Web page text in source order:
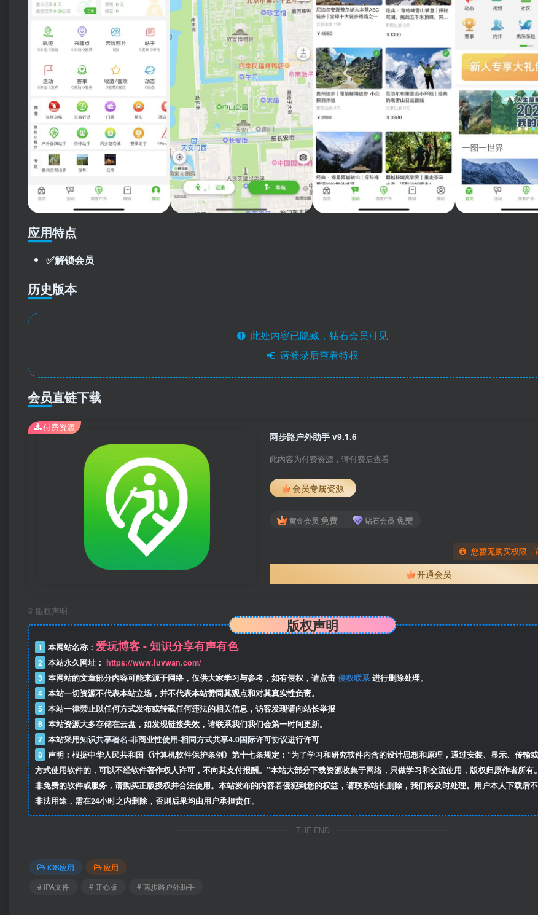
应用特点
✅解锁会员
历史版本
此处内容已隐藏，钻石会员可见
请登录后查看特权
会员直链下载
两步路户外助手 v9.1.6
此内容为付费资源，请付费后查看
会员专属资源
黄金会员 免费 钻石会员 免费
您暂无购买权限，
开通会员
付费资源
© 版权声明
版权声明
1 本网站名称： 爱玩博客 - 知识分享有声有色
2 本站永久网址： https://www.luvwan.com/
3 本网站的文章部分内容可能来源于网络，仅供大家学习与参考，如有侵权，请点击 侵权联系 进行删除处理。
4 本站一切资源不代表本站立场，并不代表本站赞同其观点和对其真实性负责。
5 本站一律禁止以任何方式发布或转载任何违法的相关信息，访客发现请向站长举报
6 本站资源大多存储在云盘，如发现链接失效，请联系我们我们会第一时间更新。
7 本站采用知识共享署名-非商业性使用-相同方式共享4.0国际许可协议进行许可
8 声明：根据中华人民共和国《计算机软件保护条例》第十七条规定：“为了学习和研究软件内含的设计思想和原理，通过安装、显示、传输
方式使用软件的，可以不经软件著作权人许可，不向其支付报酬。”本站大部分下载资源收集于网络，只做学习和交流使用，版权归原作者所有
非免费的软件或服务，请购买正版授权并合法使用。本站发布的内容若侵犯到您的权益，请联系站长删除，我们将及时处理。用户本人下载后
非法用途，需在24小时之内删除，否则后果均由用户承担责任。
THE END
iOS应用
应用
# IPA文件
# 开心版 # 两步路户外助手